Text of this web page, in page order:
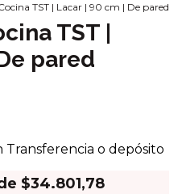
TST | Lacar | 90 cm | De pared
TST |
pared
Transferencia o depósito
$34.801,78